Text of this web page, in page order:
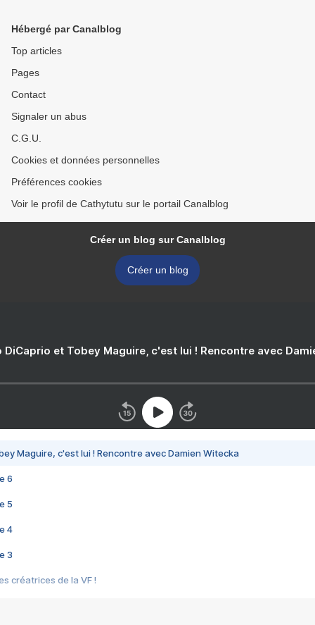
Hébergé par Canalblog
Top articles
Pages
Contact
Signaler un abus
C.G.U.
Cookies et données personnelles
Préférences cookies
Voir le profil de Cathytutu sur le portail Canalblog
Créer un blog sur Canalblog
Créer un blog
DiCaprio et Tobey Maguire, c'est lui ! Rencontre avec
Maguire, c'est lui ! Rencontre avec Damien Witecka
6
5
4
3
créatrices de la VF !